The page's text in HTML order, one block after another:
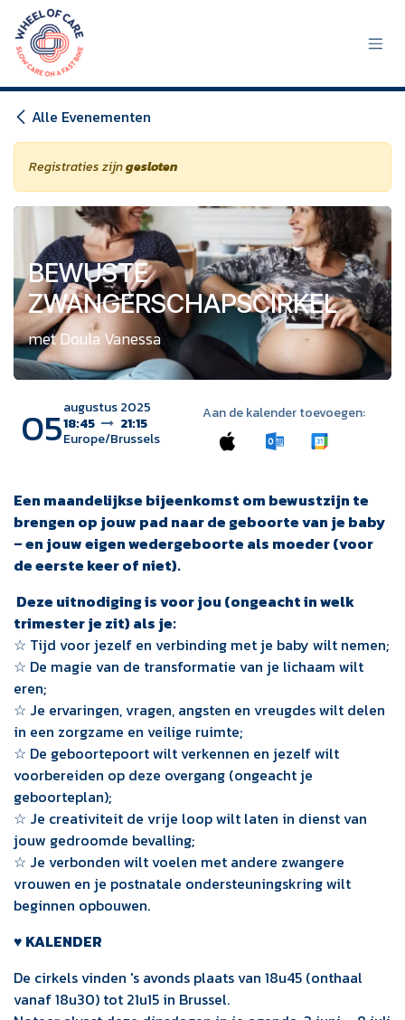
Overslaan naar inhoud
Alle Evenementen
Registraties zijngesloten
BEWUSTE
ZWANGERSCHAPSCIRKEL
met Doula Vanessa
05augustus 2025
18:45
21:15
Europe/Brussels
Aan de kalender toevoegen:
Een maandelijkse bijeenkomst om bewustzijn te
brengen op jouw pad naar de geboorte van je baby
– en jouw eigen wedergeboorte als moeder (voor
de eerste keer of niet).
Deze uitnodiging is voor jou (ongeacht in welk
trimester je zit) als je:
☆ Tijd voor jezelf en verbinding met je baby wilt nemen;
☆ De magie van de transformatie van je lichaam wilt
eren;
☆ Je ervaringen, vragen, angsten en vreugdes wilt delen
in een zorgzame en veilige ruimte;
☆ De geboortepoort wilt verkennen en jezelf wilt
voorbereiden op deze overgang (ongeacht je
geboorteplan);
☆ Je creativiteit de vrije loop wilt laten in dienst van
jouw gedroomde bevalling;
☆ Je verbonden wilt voelen met andere zwangere
vrouwen en je postnatale ondersteuningskring wilt
beginnen opbouwen.
♥ KALENDER
De cirkels vinden 's avonds plaats van 18u45 (onthaal
vanaf 18u30) tot 21u15 in Brussel.